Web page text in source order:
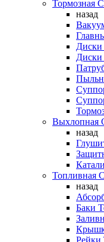
Тормозная
назад
Диски
Диски
Выхлопная
назад
Топливная
назад
Баки
Рейки